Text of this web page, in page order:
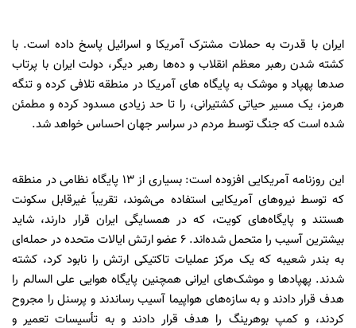
ایران با قدرت به حملات مشترک آمریکا و اسرائیل پاسخ داده است. با
کشته شدن رهبر معظم انقلاب و ده‌ها رهبر دیگر، دولت ایران با پرتاب
صدها پهپاد و موشک به پایگاه های آمریکا در منطقه تلافی کرده و تنگه
هرمز، یک مسیر حیاتی کشتیرانی، را تا حد زیادی مسدود کرده و مطمئن
شده است که جنگ توسط مردم در سراسر جهان احساس خواهد شد.
این روزنامه آمریکایی افزوده است: بسیاری از ۱۳ پایگاه نظامی در منطقه
که توسط نیروهای آمریکایی استفاده می‌شوند، تقریباً غیرقابل سکونت
هستند و پایگاه‌های کویت، که در همسایگی ایران قرار دارند، شاید
بیشترین آسیب را متحمل شده‌اند. 6 عضو ارتش ایالات متحده در حمله‌ای
به بندر شعیبه که یک مرکز عملیات تاکتیکی ارتش را نابود کرد، کشته
شدند. پهپادها و موشک‌های ایرانی همچنین پایگاه هوایی علی السالم را
هدف قرار دادند و به سازه‌های هواپیما آسیب رساندند و پرسنل را مجروح
کردند، و کمپ بوهرینگ را هدف قرار دادند و به تأسیسات تعمیر و